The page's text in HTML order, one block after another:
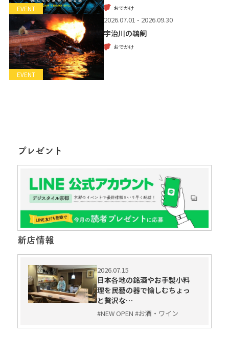
EVENT おでかけ
EVENT
2026.07.01 - 2026.09.30
宇治川の鵜飼
おでかけ
プレゼント
新店情報
2026.07.15
日本各地の銘酒やお手製小料
理を民藝の器で愉しむちょっ
と贅沢な…
#NEW OPEN #お酒・ワイン